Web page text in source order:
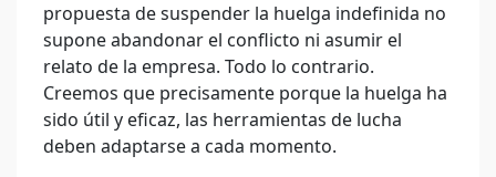
propuesta de suspender la huelga indefinida no
supone abandonar el conflicto ni asumir el
relato de la empresa. Todo lo contrario.
Creemos que precisamente porque la huelga ha
sido útil y eficaz, las herramientas de lucha
deben adaptarse a cada momento.